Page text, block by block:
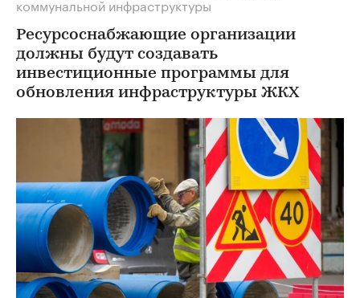
коммунальной инфраструктуры
Ресурсоснабжающие организации
должны будут создавать
инвестиционные программы для
обновления инфраструктуры ЖКХ